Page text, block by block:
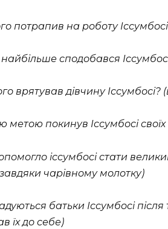
потрапив на роботу
сподобався
врятував дівчину Іссумбосі?
метою покинув Іссумбосі
іссумбосі стати
завдяки чарівному молотку)
батьки Іссумбосі після
їх до себе)